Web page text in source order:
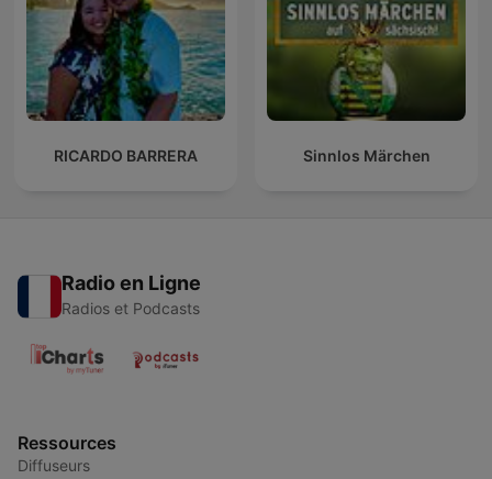
RICARDO BARRERA Sinnlos Märchen
Radio en Ligne
Radios et Podcasts
Ressources
Diffuseurs